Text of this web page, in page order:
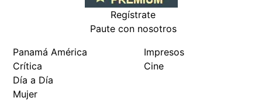
Regístrate
Paute con nosotros
Panamá América
Crítica
Día a Día
Mujer
Impresos
Cine